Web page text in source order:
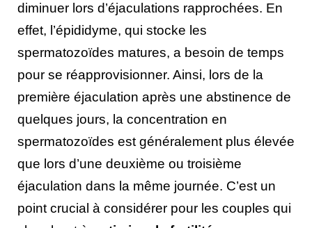
diminuer lors d’éjaculations rapprochées. En
effet, l’épididyme, qui stocke les
spermatozoïdes matures, a besoin de temps
pour se réapprovisionner. Ainsi, lors de la
première éjaculation après une abstinence de
quelques jours, la concentration en
spermatozoïdes est généralement plus élevée
que lors d’une deuxième ou troisième
éjaculation dans la même journée. C’est un
point crucial à considérer pour les couples qui